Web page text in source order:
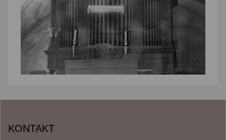
KONTAKT